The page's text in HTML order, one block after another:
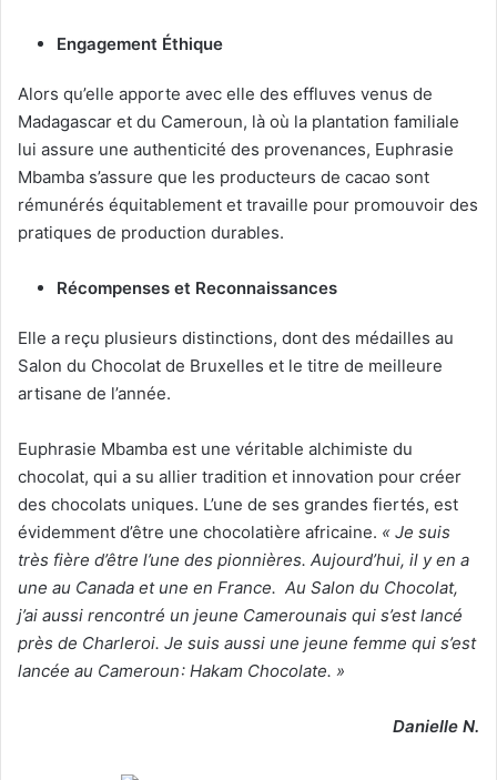
Engagement Éthique
Alors qu’elle apporte avec elle des effluves venus de
Madagascar et du Cameroun, là où la plantation familiale
lui assure une authenticité des provenances, Euphrasie
Mbamba s’assure que les producteurs de cacao sont
rémunérés équitablement et travaille pour promouvoir des
pratiques de production durables.
Récompenses et Reconnaissances
Elle a reçu plusieurs distinctions, dont des médailles au
Salon du Chocolat de Bruxelles et le titre de meilleure
artisane de l’année.
Euphrasie Mbamba est une véritable alchimiste du
chocolat, qui a su allier tradition et innovation pour créer
des chocolats uniques. L’une de ses grandes fiertés, est
évidemment d’être une chocolatière africaine. « Je suis
très fière d’être l’une des pionnières. Aujourd’hui, il y en a
une au Canada et une en France. Au Salon du Chocolat,
j’ai aussi rencontré un jeune Camerounais qui s’est lancé
près de Charleroi. Je suis aussi une jeune femme qui s’est
lancée au Cameroun : Hakam Chocolate. »
Danielle N.